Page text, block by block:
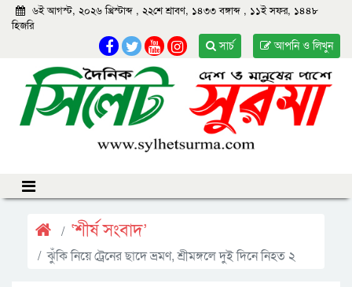
৬ই আগস্ট, ২০২৬ খ্রিস্টাব্দ , ২২শে শ্রাবণ, ১৪৩৩ বঙ্গাব্দ , ১১ই সফর, ১৪৪৮
হিজরি
আপনি ও লিখুন
সার্চ
‘শীর্ষ সংবাদ’
ঝুঁকি নিয়ে ট্রেনের ছাদে ভ্রমণ, শ্রীমঙ্গলে দুই দিনে নিহত ২